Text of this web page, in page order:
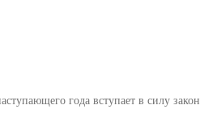
года вступает в силу закон